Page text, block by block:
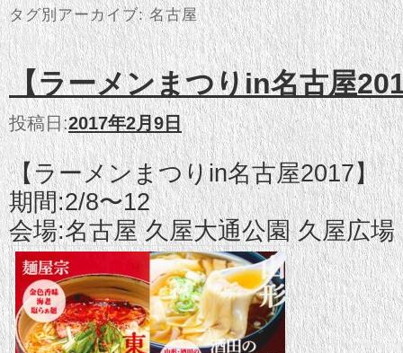
タグ別アーカイブ:名古屋
【ラーメンまつりin名古屋
投稿日:2017年2月9日
【ラーメンまつりin名古屋2017】
期間:2/8〜12
会場:名古屋 久屋大通公園 久屋広場